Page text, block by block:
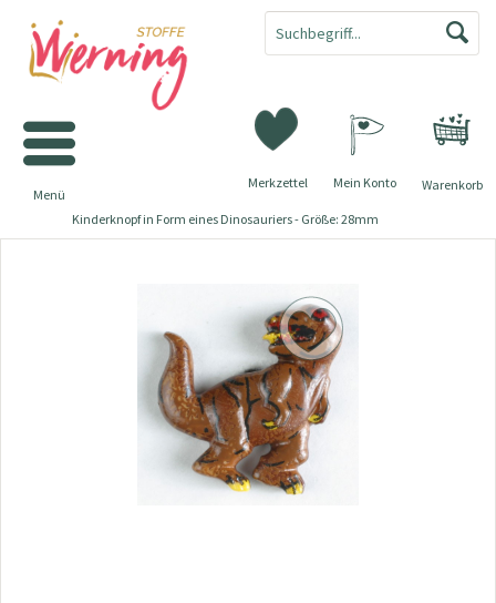
Warenkorb
Merkzettel Mein Konto
Menü
Kinderknopf in Form eines Dinosauriers - Größe: 28mm